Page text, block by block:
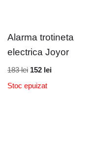
Alarma trotineta
electrica Joyor
183lei 152 lei
Stoc epuizat